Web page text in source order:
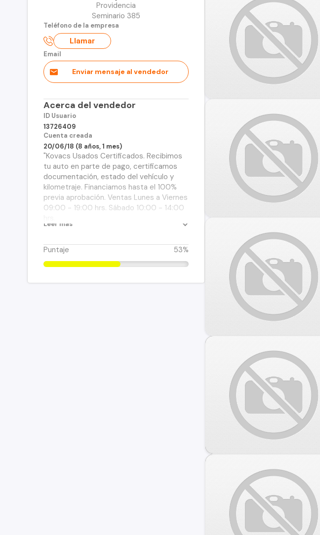
Providencia
Seminario 385
Teléfono de la empresa
Llamar
Email
Enviar mensaje al vendedor
Acerca del vendedor
ID Usuario
13726409
Cuenta creada
20/06/18 (8 años, 1 mes)
"Kovacs Usados Certificados. Recibimos
tu auto en parte de pago, certificamos
documentación, estado del vehículo y
kilometraje. Financiamos hasta el 100%
previa aprobación. Ventas Lunes a Viernes
09:00 - 19:00 hrs. Sábado 10:00 - 14:00
Leer más
Puntaje 53%